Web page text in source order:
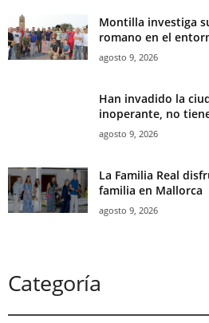
Montilla investiga
romano en el
agosto 9, 2026
Han invadido la
inoperante, no
agosto 9, 2026
La Familia Real
familia en Mallorca
agosto 9, 2026
Categoría